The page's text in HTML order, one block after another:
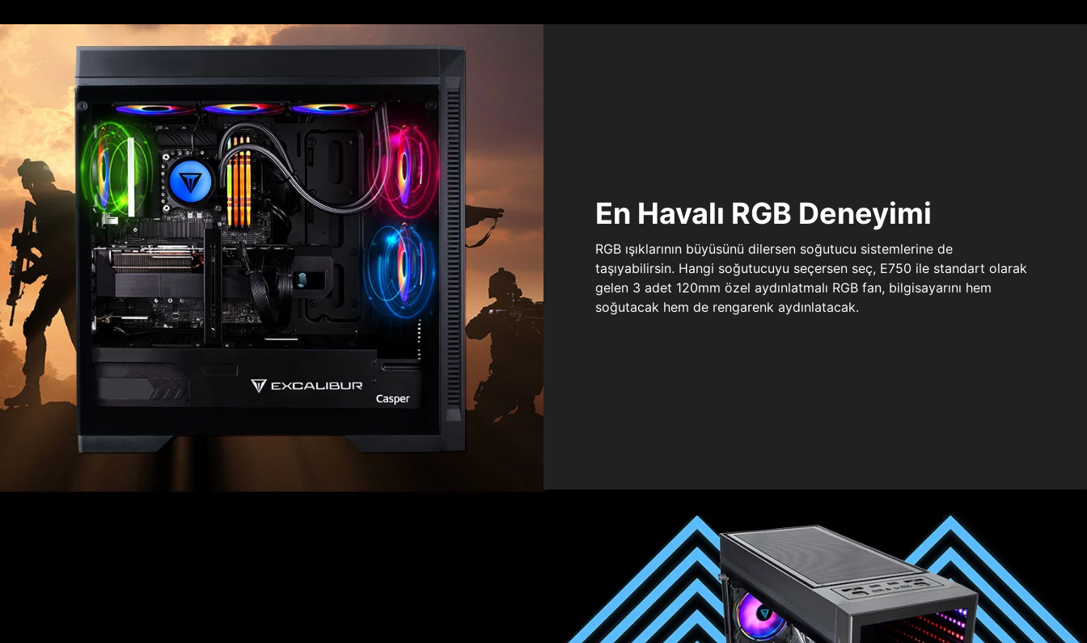
En Havalı RGB Deneyimi
RGB ışıklarının büyüsünü dilersen soğutucu sistemlerine de
taşıyabilirsin. Hangi soğutucuyu seçersen seç, E750 ile standart olarak
gelen 3 adet 120mm özel aydınlatmalı RGB fan, bilgisayarını hem
soğutacak hem de rengarenk aydınlatacak.